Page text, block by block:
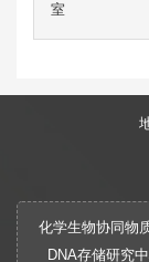
室
DNA存储研究